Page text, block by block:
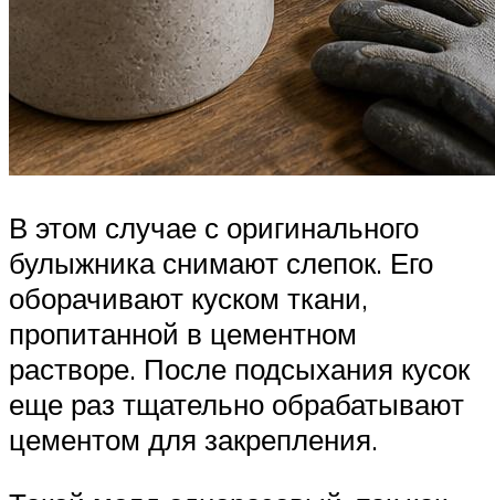
В этом случае с оригинального
булыжника снимают слепок. Его
оборачивают куском ткани,
пропитанной в цементном
растворе. После подсыхания кусок
еще раз тщательно обрабатывают
цементом для закрепления.